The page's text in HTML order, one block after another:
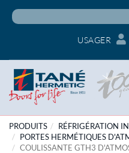
USAGER
PRODUITS
RÉFRIGÉRATION
PORTES HERMÉTIQUES
COULISSANTE GTH3